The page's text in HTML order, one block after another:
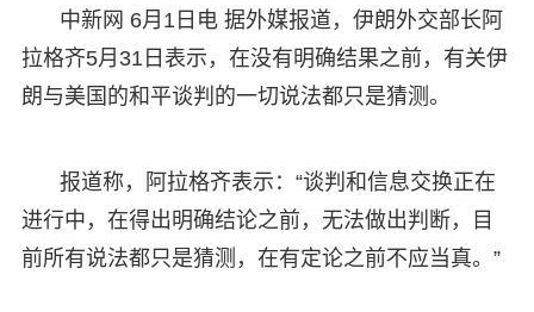
中新网 6月1日电 据外媒报道，伊朗外交部长阿
拉格齐5月31日表示，在没有明确结果之前，有关伊
朗与美国的和平谈判的一切说法都只是猜测。
报道称，阿拉格齐表示：“谈判和信息交换正在
进行中，在得出明确结论之前，无法做出判断，目
前所有说法都只是猜测，在有定论之前不应当真。”